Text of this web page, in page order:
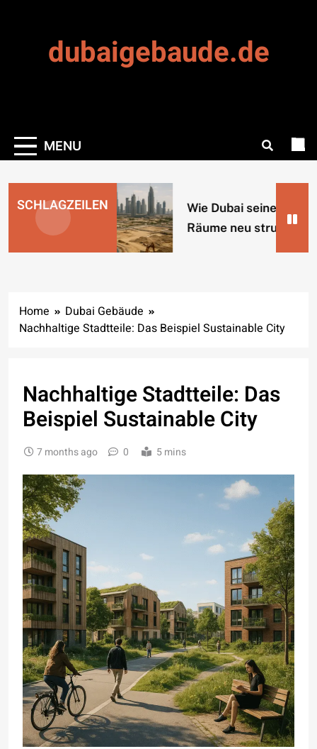
dubaigebaude.de
MENU
SCHLAGZEILEN
Wie Dubai seine urbanen
Räume neu strukturiert
Home
Dubai Gebäude
Nachhaltige Stadtteile: Das Beispiel Sustainable City
Nachhaltige Stadtteile: Das
Beispiel Sustainable City
7 months ago 0 5 mins